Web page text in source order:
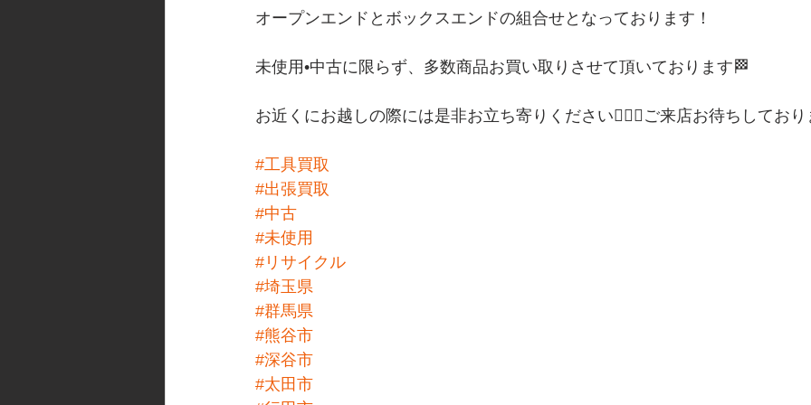
オープンエンドとボックスエンドの組合せとなっております！
未使用•中古に限らず、多数商品お買い取りさせて頂いております🏁
お近くにお越しの際には是非お立ち寄りください💁🏻‍♀️ご来店お待ちしてお
#工具買取
#出張買取
#中古
#未使用
#リサイクル
#埼玉県
#群馬県
#熊谷市
#深谷市
#太田市